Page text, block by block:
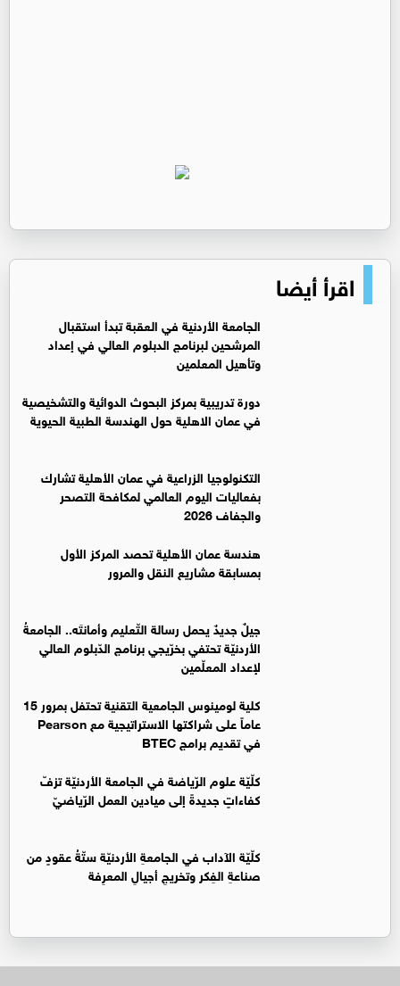
اقرأ أيضا
الجامعة الأردنية في العقبة تبدأ استقبال
المرشحين لبرنامج الدبلوم العالي في إعداد
وتأهيل المعلمين
دورة تدريبية بمركز البحوث الدوائية والتشخيصية
في عمان الاهلية حول الهندسة الطبية الحيوية
التكنولوجيا الزراعية في عمان الأهلية تشارك
بفعاليات اليوم العالمي لمكافحة التصحر
والجفاف 2026
هندسة عمان الأهلية تحصد المركز الأول
بمسابقة مشاريع النقل والمرور
جيلٌ جديدٌ يحمل رسالة التّعليم وأمانتَه.. الجامعةُ
الأردنيّة تحتفي بخرّيجي برنامج الدّبلوم العالي
لإعداد المعلّمين
كلية لومينوس الجامعية التقنية تحتفل بمرور 15
عاماً على شراكتها الاستراتيجية مع Pearson
في تقديم برامج BTEC
كلّيّة علوم الرّياضة في الجامعة الأردنيّة تزفّ
كفاءاتٍ جديدةً إلى ميادين العمل الرّياضيّ
كلّيّة الآداب في الجامعةِ الأردنيّة ستّةُ عقودٍ من
صناعةِ الفِكر وتخريجِ أجيالِ المعرِفة